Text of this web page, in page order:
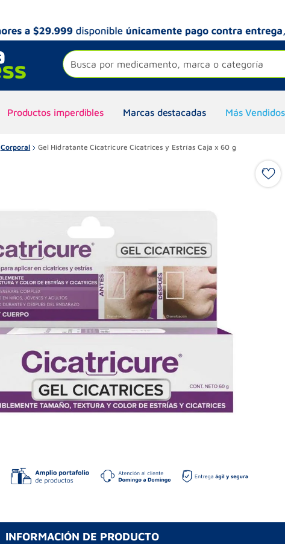
Busca por medicamento, marca o categoría
Productos imperdibles Marcas destacadas Más Vendidos
Corporal Gel Hidratante Cicatricure Cicatrices y Estrías Caja x 60 g
INFORMACIÓN DE PRODUCTO